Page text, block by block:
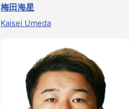
梅田海星
Kaisei Umeda